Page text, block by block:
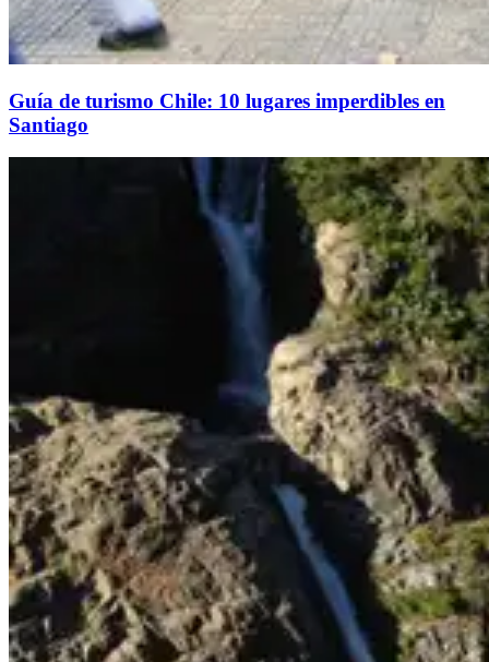
Guía de turismo Chile: 10 lugares imperdibles en
Santiago